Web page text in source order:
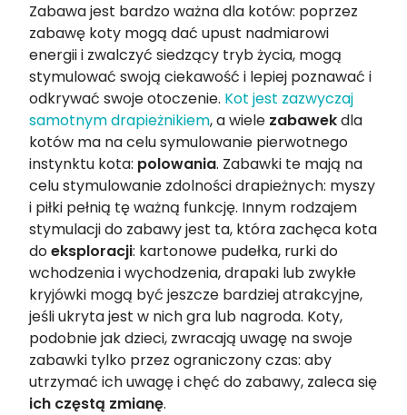
Zabawa jest bardzo ważna dla kotów: poprzez
zabawę koty mogą dać upust nadmiarowi
energii i zwalczyć siedzący tryb życia, mogą
stymulować swoją ciekawość i lepiej poznawać i
odkrywać swoje otoczenie. Kot jest zazwyczaj
samotnym drapieżnikiem, a wiele zabawekdla
kotów ma na celu symulowanie pierwotnego
instynktu kota: polowania. Zabawki te mają na
celu stymulowanie zdolności drapieżnych: myszy
i piłki pełnią tę ważną funkcję. Innym rodzajem
stymulacji do zabawy jest ta, która zachęca kota
doeksploracji: kartonowe pudełka, rurki do
wchodzenia i wychodzenia, drapaki lub zwykłe
kryjówki mogą być jeszcze bardziej atrakcyjne,
jeśli ukryta jest w nich gra lub nagroda. Koty,
podobnie jak dzieci, zwracają uwagę na swoje
zabawki tylko przez ograniczony czas: aby
utrzymać ich uwagę i chęć do zabawy, zaleca się
ich częstą zmianę.